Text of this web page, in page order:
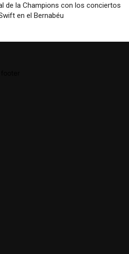
de la Champions con los conciertos
en el Bernabéu